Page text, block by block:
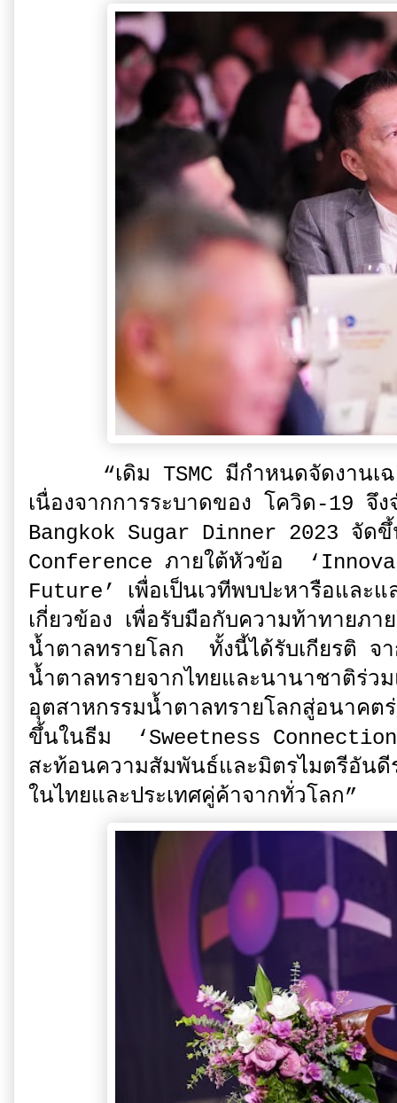
“เดิม TSMC มีกำหนดจัดงานเฉ
เนื่องจากการระบาดของ โควิด-19 จึ
Bangkok Sugar Dinner 2023 จัด
Conference ภายใต้หัวข้อ
Future’ เพื่อเป็นเวทีพบปะหารือและ
เกี่ยวข้อง เพื่อรับมือกับความท้าทายภ
น้ำตาลทรายโลก ทั้งนี้ได้รับเกียรติ จ
น้ำตาลทรายจากไทยและนานาชาติร่ว
อุตสาหกรรมน้ำตาลทรายโลกสู่อนาค
ขึ้นในธีม ‘Sweetness
สะท้อนความสัมพันธ์และมิตรไมตรีอันดี
ในไทยและประเทศคู่ค้าจากทั่วโลก”